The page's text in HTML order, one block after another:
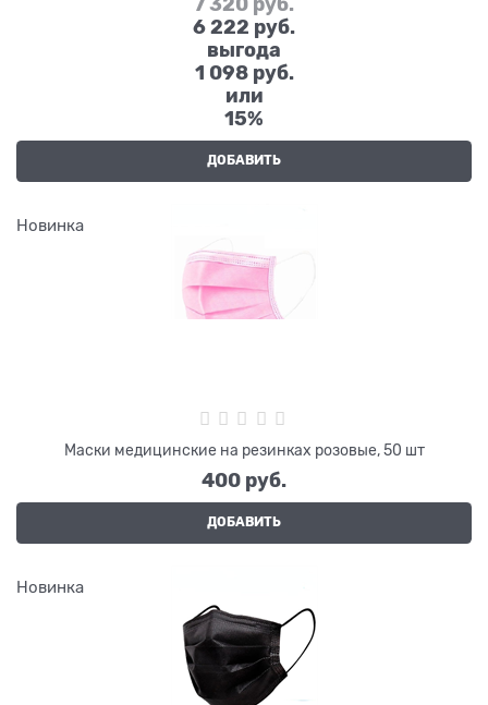
6 222 руб.
выгода
1 098 руб.
или
15%
ДОБАВИТЬ
Новинка
Маски медицинские на резинках розовые, 50 шт
400 руб.
ДОБАВИТЬ
Новинка